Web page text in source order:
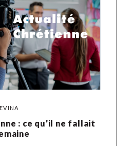
: ce qu’il ne fallait